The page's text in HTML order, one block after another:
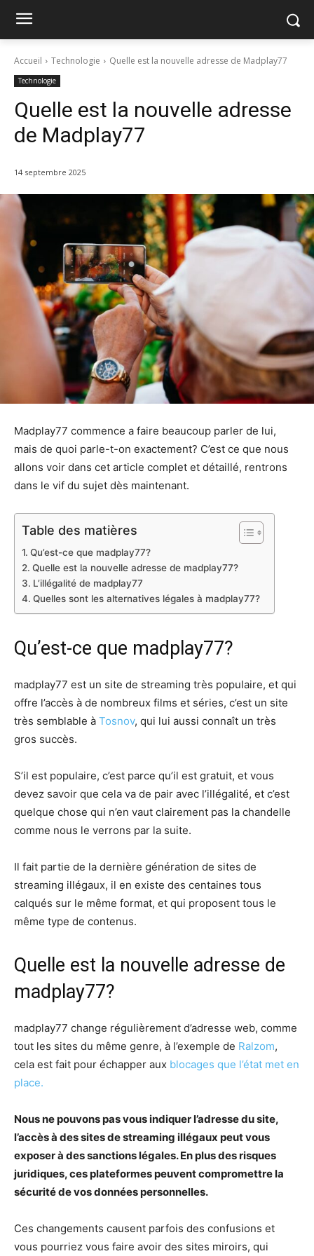
Accueil Technologie Quelle est la nouvelle adresse de Madplay77
Technologie
Quelle est la nouvelle adresse
de Madplay77
14 septembre 2025
Madplay77 commence a faire beaucoup parler de lui,
mais de quoi parle-t-on exactement? C’est ce que nous
allons voir dans cet article complet et détaillé, rentrons
dans le vif du sujet dès maintenant.
Table des matières
Qu’est-ce que madplay77?
Quelle est la nouvelle adresse de madplay77?
L’illégalité de madplay77
Quelles sont les alternatives légales à madplay77?
Qu’est-ce que madplay77?
madplay77 est un site de streaming très populaire, et qui
offre l’accès à de nombreux films et séries, c’est un site
très semblable à Tosnov, qui lui aussi connaît un très
gros succès.
S’il est populaire, c’est parce qu’il est gratuit, et vous
devez savoir que cela va de pair avec l’illégalité, et c’est
quelque chose qui n’en vaut clairement pas la chandelle
comme nous le verrons par la suite.
Il fait partie de la dernière génération de sites de
streaming illégaux, il en existe des centaines tous
calqués sur le même format, et qui proposent tous le
même type de contenus.
Quelle est la nouvelle adresse de
madplay77?
madplay77 change régulièrement d’adresse web, comme
tout les sites du même genre, à l’exemple de Ralzom,
cela est fait pour échapper aux blocages que l’état met en
place.
Nous ne pouvons pas vous indiquer l’adresse du site,
l’accès à des sites de streaming illégaux peut vous
exposer à des sanctions légales. En plus des risques
juridiques, ces plateformes peuvent compromettre la
sécurité de vos données personnelles.
Ces changements causent parfois des confusions et
vous pourriez vous faire avoir des sites miroirs, qui